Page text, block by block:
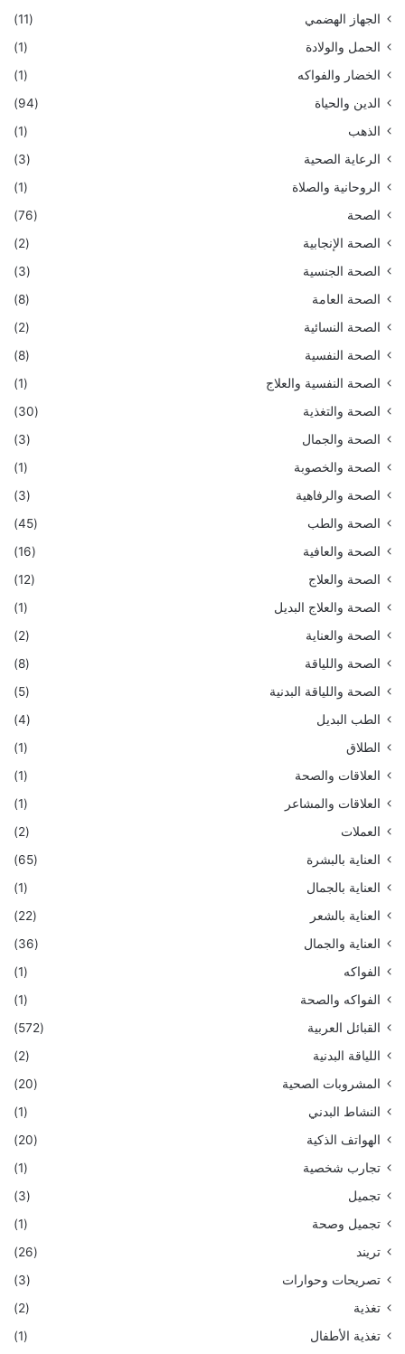
الجهاز الهضمي
(11)
الحمل والولادة
(1)
الخضار والفواكه
(1)
الدين والحياة
(94)
الذهب
(1)
الرعاية الصحية
(3)
الروحانية والصلاة
(1)
الصحة
(76)
الصحة الإنجابية
(2)
الصحة الجنسية
(3)
الصحة العامة
(8)
الصحة النسائية
(2)
الصحة النفسية
(8)
الصحة النفسية والعلاج
(1)
الصحة والتغذية
(30)
الصحة والجمال
(3)
الصحة والخصوبة
(1)
الصحة والرفاهية
(3)
الصحة والطب
(45)
الصحة والعافية
(16)
الصحة والعلاج
(12)
الصحة والعلاج البديل
(1)
الصحة والعناية
(2)
الصحة واللياقة
(8)
الصحة واللياقة البدنية
(5)
الطب البديل
(4)
الطلاق
(1)
العلاقات والصحة
(1)
العلاقات والمشاعر
(1)
العملات
(2)
العناية بالبشرة
(65)
العناية بالجمال
(1)
العناية بالشعر
(22)
العناية والجمال
(36)
الفواكه
(1)
الفواكه والصحة
(1)
القبائل العربية
(572)
اللياقة البدنية
(2)
المشروبات الصحية
(20)
النشاط البدني
(1)
الهواتف الذكية
(20)
تجارب شخصية
(1)
تجميل
(3)
تجميل وصحة
(1)
تريند
(26)
تصريحات وحوارات
(3)
تغذية
(2)
تغذية الأطفال
(1)